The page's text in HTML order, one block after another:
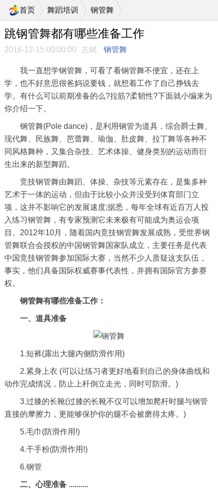
首页 舞蹈培训 钢管舞
跳钢管舞都有哪些准备工作
2016-12-15 00:00:00 志斌 钢管舞
我一直想学钢管舞，可看了看钢管舞不便宜，还在上
学，也不好意思很爸妈说要钱，就想着工作了自己挣钱去
学。有什么可以前期准备的么?拉筋?柔韧性?下面就小编来为
你介绍一下。
钢管舞(Pole dance)，是利用钢管为道具，综合爵士舞、
现代舞、民族舞、芭蕾舞、瑜伽、肚皮舞、拉丁舞等各种不
同风格舞种，又集合杂技、艺术体操、健身类别的运动而衍
生出来的新型舞蹈。
竞技钢管舞由舞蹈、体操、杂技等元素存在，是集多种
艺术于一体的运动，但由于比较小众并没受到体育部门立
项，这并不影响它的发展速度;据悉，每年全球有近百万人投
入练习钢管舞，有专家预测它未来极有可能成为奥运会项
目。2012年10月，随着国内竞技钢管舞发展成熟，受世界钢
管舞联合会授权的中国钢管舞国家队成立，主要任务是代表
中国竞技钢管舞参加国际大赛，当然不少人质疑这支队伍，
事实，他们具备国际权威赛事代表性，并拥有国际官方参赛
权。
钢管舞有哪些准备工作：
一、道具准备
1.短裤(露出大腿内侧防滑作用)
2.紧身上衣 (可以让练习者更好地看到自己的身体曲线和
动作完成情况，防止上杆倒立走光，同时可防滑。)
3.过膝的长靴(过膝的长靴不仅可以增加爬杆时腿与钢管
直接的摩擦力，更能够保护你的腿不会被磨得太疼。)
5.毛巾(防滑作用!)
4.干手粉(防滑作用!)
6.钢管
二、心理准备 ..........